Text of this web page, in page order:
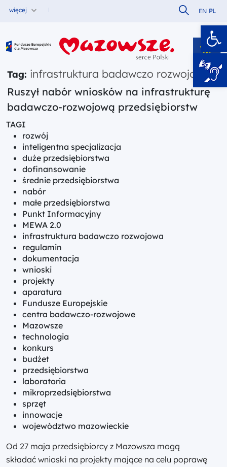
więcej Szukaj w
EN PL
Fundusze Europejskie dla Mazowsza
Tag: infrastruktura badawczo rozwojowa
Ruszył nabór wniosków na infrastrukturę
badawczo-rozwojową przedsiębiorstw
TAGI
rozwój
inteligentna specjalizacja
duże przedsiębiorstwa
dofinansowanie
średnie przedsiębiorstwa
nabór
małe przedsiębiorstwa
Punkt Informacyjny
MEWA 2.0
infrastruktura badawczo rozwojowa
regulamin
dokumentacja
wnioski
projekty
aparatura
Fundusze Europejskie
centra badawczo-rozwojowe
Mazowsze
technologia
konkurs
budżet
przedsiębiorstwa
laboratoria
mikroprzedsiębiorstwa
sprzęt
innowacje
województwo mazowieckie
Od 27 maja przedsiębiorcy z Mazowsza mogą
składać wnioski na projekty mające na celu poprawę